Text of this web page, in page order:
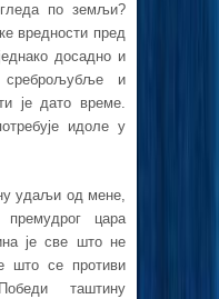
по земљи?
вредности пред
досадно и
среброљубље и
је дато време.
идоле у
удаљи од мене,
цара
је све што не
што се противи
таштину